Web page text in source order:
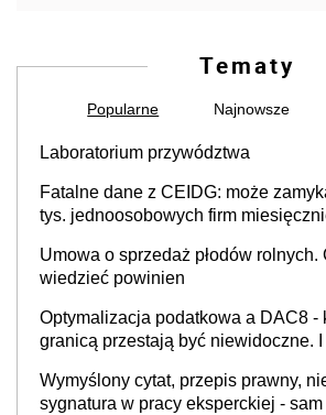
Tematy
Popularne Najnowsze
Laboratorium przywództwa
Fatalne dane z CEIDG: może
tys. jednoosobowych firm
Umowa o sprzedaż płodów rolnych.
wiedzieć powinien
Optymalizacja podatkowa a DAC8 -
granicą przestają być niewidoczne.
Wymyślony cytat, przepis prawny,
sygnatura w pracy eksperckiej - sam